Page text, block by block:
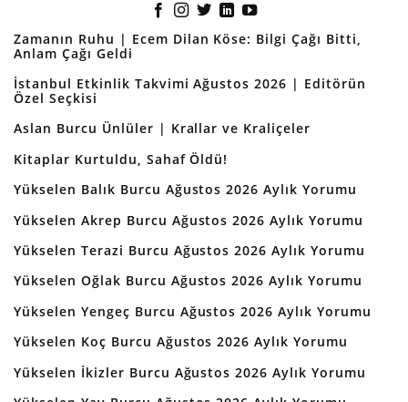
Zamanın Ruhu | Ecem Dilan Köse: Bilgi Çağı Bitti,
Anlam Çağı Geldi
İstanbul Etkinlik Takvimi Ağustos 2026 | Editörün
Özel Seçkisi
Aslan Burcu Ünlüler | Krallar ve Kraliçeler
Kitaplar Kurtuldu, Sahaf Öldü!
Yükselen Balık Burcu Ağustos 2026 Aylık Yorumu
Yükselen Akrep Burcu Ağustos 2026 Aylık Yorumu
Yükselen Terazi Burcu Ağustos 2026 Aylık Yorumu
Yükselen Oğlak Burcu Ağustos 2026 Aylık Yorumu
Yükselen Yengeç Burcu Ağustos 2026 Aylık Yorumu
Yükselen Koç Burcu Ağustos 2026 Aylık Yorumu
Yükselen İkizler Burcu Ağustos 2026 Aylık Yorumu